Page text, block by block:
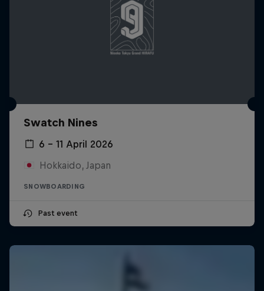
Swatch Nines
6 – 11 April 2026
Hokkaido, Japan
SNOWBOARDING
Past event